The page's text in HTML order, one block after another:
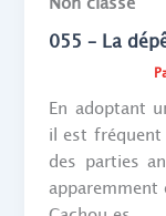
055 – La
En adoptant
il est
des parties
apparemment